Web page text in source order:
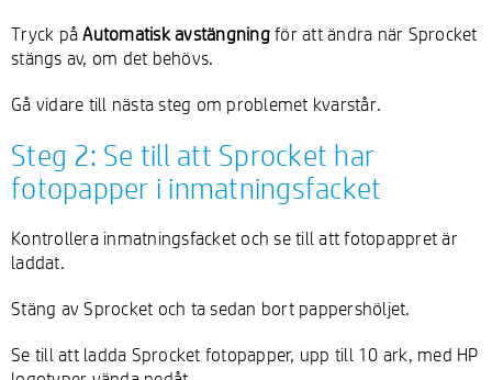
Tryck påAutomatisk avstängningför att ändra när Sprocket
stängs av, om det behövs.
Gå vidare till nästa steg om problemet kvarstår.
Steg 2: Se till att Sprocket har
fotopapper i inmatningsfacket
Kontrollera inmatningsfacket och se till att fotopappret är
laddat.
Stäng av Sprocket och ta sedan bort pappershöljet.
Se till att ladda Sprocket fotopapper, upp till 10 ark, med HP